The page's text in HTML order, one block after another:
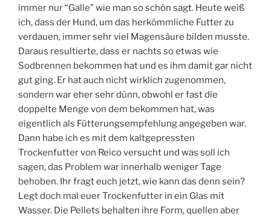
immer nur “Galle” wie man so schön sagt. Heute weiß
ich, dass der Hund, um das herkömmliche Futter zu
verdauen, immer sehr viel Magensäure bilden musste.
Daraus resultierte, dass er nachts so etwas wie
Sodbrennen bekommen hat und es ihm damit gar nicht
gut ging. Er hat auch nicht wirklich zugenommen,
sondern war eher sehr dünn, obwohl er fast die
doppelte Menge von dem bekommen hat, was
eigentlich als Fütterungsempfehlung angegeben war.
Dann habe ich es mit dem kaltgepressten
Trockenfutter von Reico versucht und was soll ich
sagen, das Problem war innerhalb weniger Tage
behoben. Ihr fragt euch jetzt, wie kann das denn sein?
Legt doch mal euer Trockenfutter in ein Glas mit
Wasser. Die Pellets behalten ihre Form, quellen aber